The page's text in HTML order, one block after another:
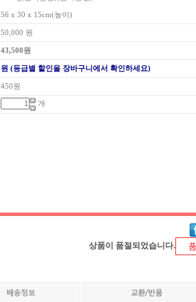
56 x 30 x 15cm(높이)
50,000 원
43,500원
원 (등급별 할인을 장바구니에서 확인하세요)
450원
개
상품이 품절되었습니다.